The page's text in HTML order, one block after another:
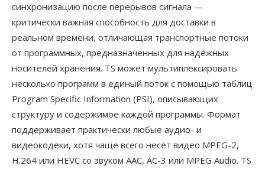
синхронизацию после перерывов сигнала —
критически важная способность для доставки в
реальном времени, отличающая транспортные потоки
от программных, предназначенных для надёжных
носителей хранения. TS может мультиплексировать
несколько программ в единый поток с помощью таблиц
Program Specific Information (PSI), описывающих
структуру и содержимое каждой программы. Формат
поддерживает практически любые аудио- и
видеокодеки, хотя чаще всего несёт видео MPEG-2,
H.264 или HEVC со звуком AAC, AC-3 или MPEG Audio. TS